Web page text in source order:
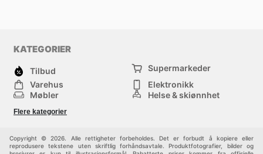
KATEGORIER
Tilbud
Supermarkeder
Varehus
Elektronikk
Møbler
Helse & skjønnhet
Sport
Flere kategorier
Copyright © 2026. Alle rettigheter forbeholdes. Det er forbudt å kopiere eller
reprodusere tekstene uten skriftlig forhåndsavtale. Produktfotografier, bilder og